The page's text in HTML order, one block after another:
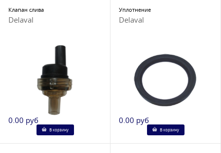
Клапан слива
Delaval
0.00 руб
В корзину
Уплотнение
Delaval
0.00 руб
В корзину